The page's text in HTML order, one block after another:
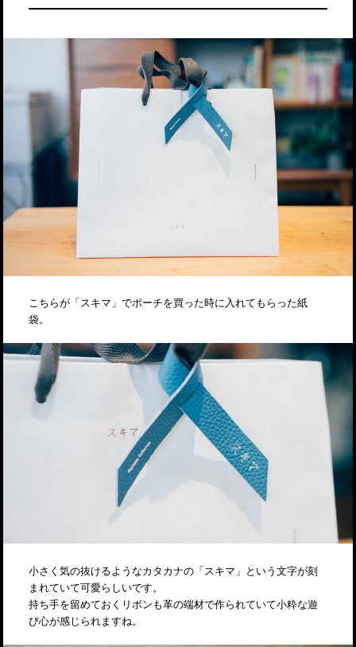
こちらが「スキマ」でポーチを買った時に入れてもらった紙
袋。
小さく気の抜けるようなカタカナの「スキマ」という文字が刻
まれていて可愛らしいです。
持ち手を留めておくリボンも革の端材で作られていて小粋な遊
び心が感じられますね。